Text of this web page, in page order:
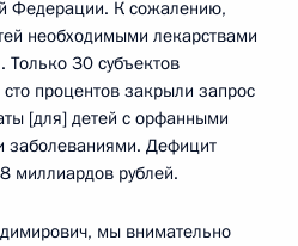
Федерации. К сожалению,
необходимыми лекарствами
Только 30 субъектов
процентов закрыли запрос
[для] детей с орфанными
заболеваниями. Дефицит
миллиардов рублей.
мы внимательно